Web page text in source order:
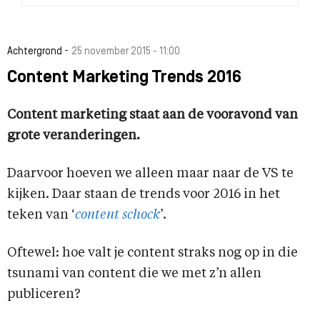
Achtergrond - 25 november 2015 - 11:00
Content Marketing Trends 2016
Content marketing staat aan de vooravond van
grote veranderingen.
Daarvoor hoeven we alleen maar naar de VS te
kijken. Daar staan de trends voor 2016 in het
teken van ‘content schock’.
Oftewel: hoe valt je content straks nog op in die
tsunami van content die we met z’n allen
publiceren?